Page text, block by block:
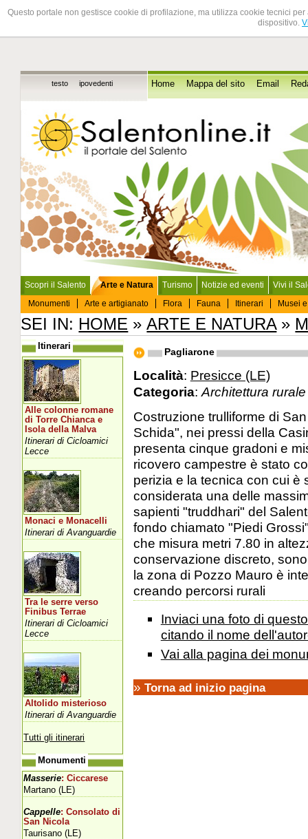
Questo portale non gestisce cookie di profilazione, ma utilizza cookie tecnici
dispositivo.
testo ipovedenti Home Mappa del sito Email
Scopri il Salento
Arte e Natura
Monumenti
Arte e artigianato Flora Fauna Itinerari Musei
Turismo Notizie ed eventi Vivi il
SEI IN: HOME »ARTE E NATURA»
Pagliarone
Località: Presicce (LE)
Categoria: Architettura rurale
Costruzione trulliforme di
Schida", nei pressi della
presenta cinque gradoni e
ricovero campestre è stato
perizia e la tecnica con cui è
considerata una delle
sapienti "truddhari" del
fondo chiamato "Piedi
che misura metri 7.80 in
conservazione discreto,
la zona di Pozzo Mauro è
creando percorsi rurali
Inviaci una foto di
citando il nome
Vai alla pagina dei
» Torna ad inizio pagina
Itinerari
Alle colonne romane
di Torre Chianca e
Isola della Malva
Itinerari di Cicloamici
Lecce
Monaci e Monacelli
Itinerari di Avanguardie
Tra le serre verso
Finibus Terrae
Itinerari di Cicloamici
Lecce
Altolido misterioso
Itinerari di Avanguardie
Tutti gli itinerari
Monumenti
Masserie: Ciccarese
Martano (LE)
Cappelle: Consolato di
San Nicola
Taurisano (LE)